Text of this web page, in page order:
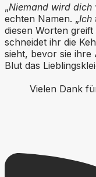
„Niemand wird dich
echten Namen. „Ich
diesen Worten
schneidet ihr die
sieht, bevor sie ihre
Blut das
Vielen Dank